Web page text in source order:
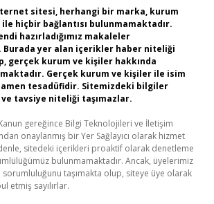
sitesi, herhangi bir marka, kurum
hiçbir bağlantısı bulunmamaktadır.
hazırladığımız makaleler
Burada yer alan içerikler haber niteliği
gerçek kurum ve kişiler hakkında
Gerçek kurum ve kişiler ile isim
tesadüfidir. Sitemizdeki bilgiler
tavsiye niteliği taşımazlar.
Kanun gereğince Bilgi Teknolojileri ve İletişim
onaylanmış bir Yer Sağlayıcı olarak hizmet
sitedeki içerikleri proaktif olarak denetleme
bulunmamaktadır. Ancak, üyelerimiz
sorumluluğunu taşımakta olup, siteye üye olarak
etmiş sayılırlar.